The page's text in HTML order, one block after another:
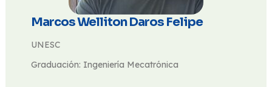
Marcos Welliton Daros Felipe
UNESC
Graduación: Ingeniería Mecatrónica